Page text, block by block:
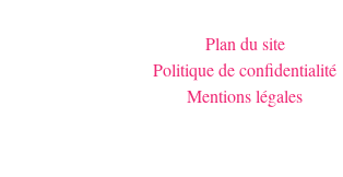
Plan du site
Politique de confidentialité
Mentions légales